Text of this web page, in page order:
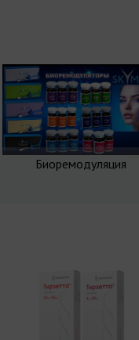
Биоремодуляция